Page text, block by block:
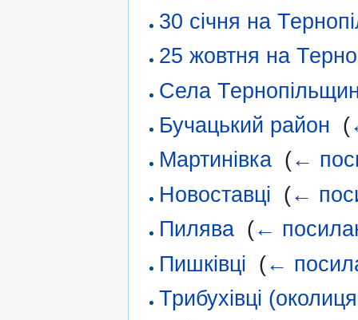
30 січня на
25 жовтня на
Села
Бучацький район
(
Мартинівка (←
Новоставці (←
Пилява (←
Пишківці (←
Трибухівці